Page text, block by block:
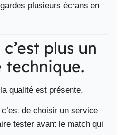
plusieurs écrans en
c’est plus un
technique.
qualité est présente.
de choisir un service
tester avant le match qui